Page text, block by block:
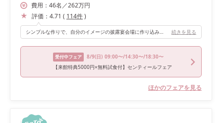
費用： 46名 ／262万円
評価： 4.71 ( 114件)
シンプルな作りで、自分のイメージの披露宴会場に作り込みやすいです。天井が高くシャンデリアもあるので、シンプルながら高級感もあります。 また披露宴会場の一角に、ガラス窓のある小スペースがあるので、お子さん連れのゲストさんも子供がぐずった時に安心です。 続きを見る
受付中フェア 8/9(日) 09:00〜/14:30〜/18:30〜
【来館特典5000円×無料試食付】センティールフェア
ほかのフェアを見る